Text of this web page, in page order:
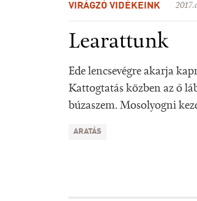
VIRÁGZÓ VIDÉKEINK
Learattunk
Ede lencsevégre akarja
Kattogtatás közben az ő
búzaszem. Mosolyogni
ARATÁS